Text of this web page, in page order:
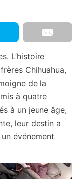
L’histoire
Chihuahua,
de la
à quatre
à un jeune âge,
leur destin a
événement